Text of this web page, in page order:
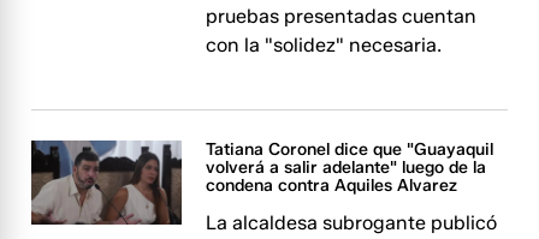
pruebas presentadas cuentan
con la "solidez" necesaria.
Tatiana Coronel dice que "Guayaquil
volverá a salir adelante" luego de la
condena contra Aquiles Alvarez
La alcaldesa subrogante publicó